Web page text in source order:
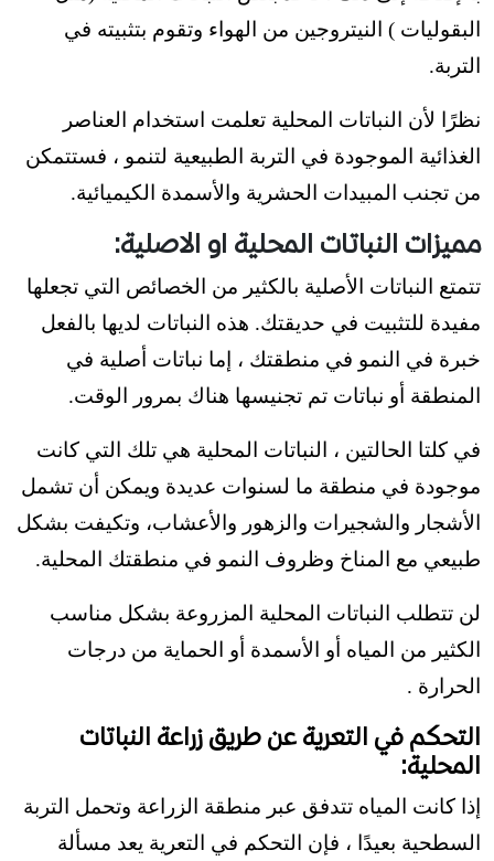
البقوليات ) النيتروجين من الهواء وتقوم بتثبيته في
التربة.
نظرًا لأن النباتات المحلية تعلمت استخدام العناصر
الغذائية الموجودة في التربة الطبيعية لتنمو ، فستتمكن
من تجنب المبيدات الحشرية والأسمدة الكيميائية.
مميزات النباتات المحلية او الاصلية:
تتمتع النباتات الأصلية بالكثير من الخصائص التي تجعلها
مفيدة للتثبيت في حديقتك. هذه النباتات لديها بالفعل
خبرة في النمو في منطقتك ، إما نباتات أصلية في
المنطقة أو نباتات تم تجنيسها هناك بمرور الوقت.
في كلتا الحالتين ، النباتات المحلية هي تلك التي كانت
موجودة في منطقة ما لسنوات عديدة ويمكن أن تشمل
الأشجار والشجيرات والزهور والأعشاب، وتكيفت بشكل
طبيعي مع المناخ وظروف النمو في منطقتك المحلية.
لن تتطلب النباتات المحلية المزروعة بشكل مناسب
الكثير من المياه أو الأسمدة أو الحماية من درجات
الحرارة .
التحكم في التعرية عن طريق زراعة النباتات
المحلية:
إذا كانت المياه تتدفق عبر منطقة الزراعة وتحمل التربة
السطحية بعيدًا ، فإن التحكم في التعرية يعد مسألة